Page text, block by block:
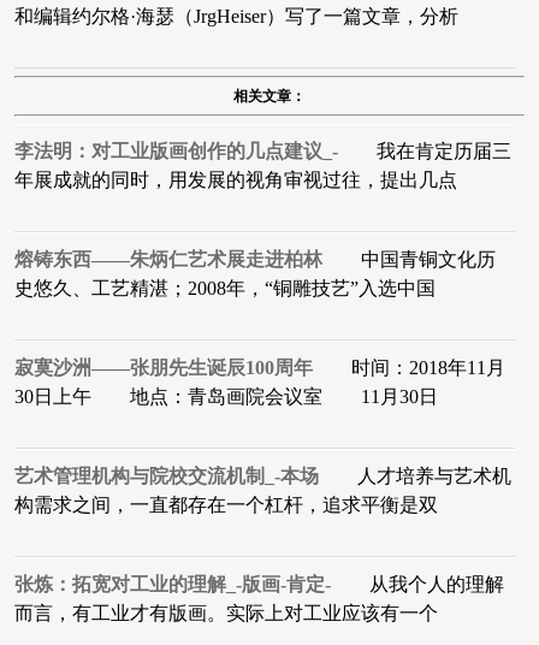
和编辑约尔格·海瑟（JrgHeiser）写了一篇文章，分析
相关文章：
李法明：对工业版画创作的几点建议_- 我在肯定历届三
年展成就的同时，用发展的视角审视过往，提出几点
熔铸东西——朱炳仁艺术展走进柏林中国青铜文化历
史悠久、工艺精湛；2008年，“铜雕技艺”入选中国
寂寞沙洲——张朋先生诞辰100周年 时间：2018年11月
30日上午 地点：青岛画院会议室 11月30日
艺术管理机构与院校交流机制_-本场 人才培养与艺术机
构需求之间，一直都存在一个杠杆，追求平衡是双
张炼：拓宽对工业的理解_-版画-肯定- 从我个人的理解
而言，有工业才有版画。实际上对工业应该有一个